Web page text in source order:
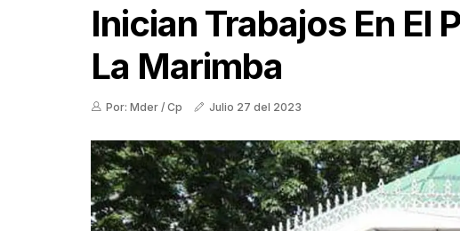
Inician Trabajos En El
La Marimba
Por: Mder / Cp Julio 27 del 2023